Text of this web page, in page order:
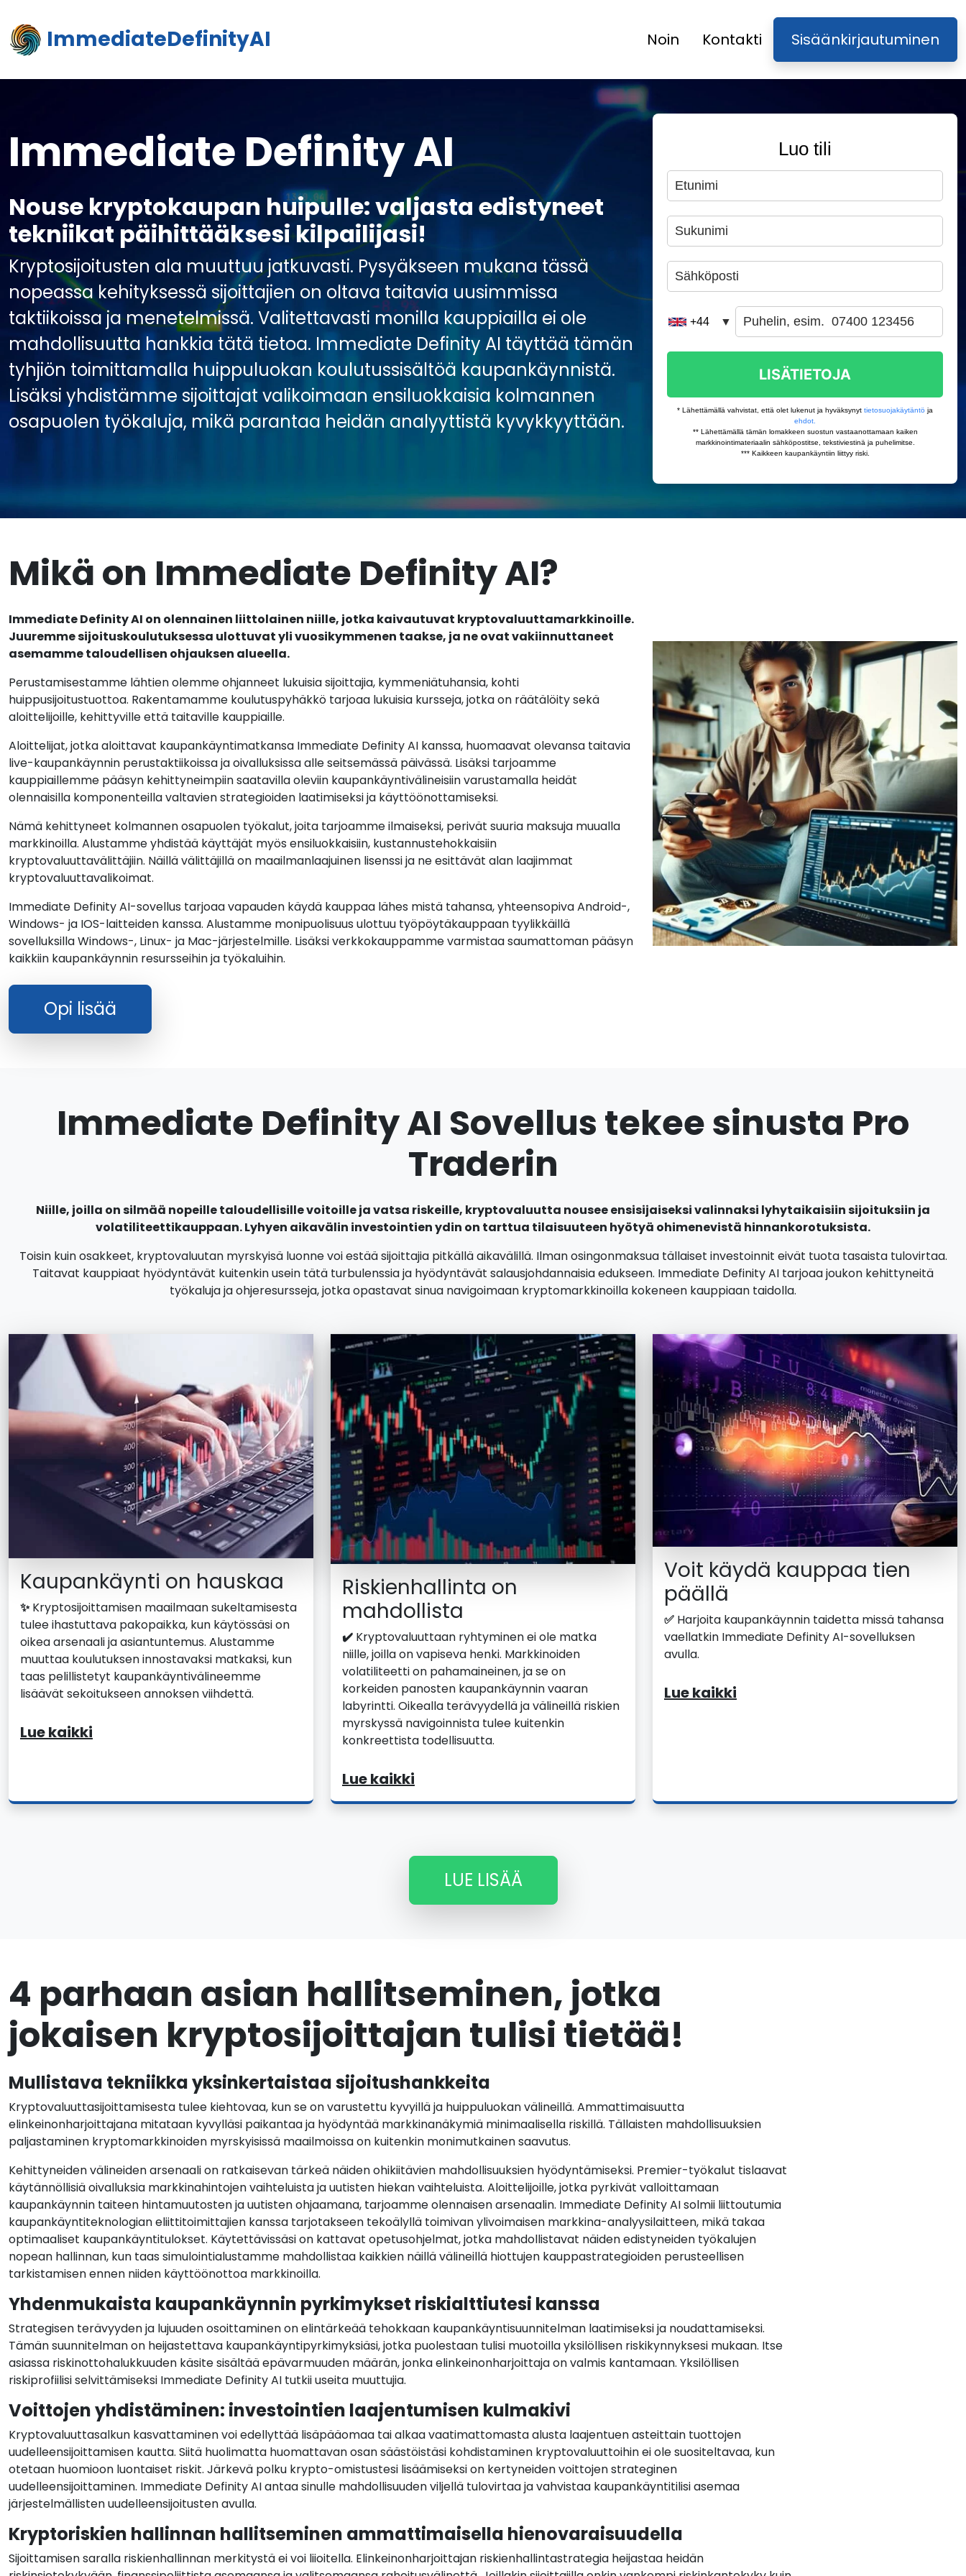
ImmediateDefinityAI Noin Kontakti Sisäänkirjautuminen
Immediate Definity AI
Nouse kryptokaupan huipulle: valjasta edistyneet
tekniikat päihittääksesi kilpailijasi!
Kryptosijoitusten ala muuttuu jatkuvasti. Pysyäkseen mukana tässä
nopeassa kehityksessä sijoittajien on oltava taitavia uusimmissa
taktiikoissa ja menetelmissä. Valitettavasti monilla kauppiailla ei ole
mahdollisuutta hankkia tätä tietoa. Immediate Definity AI täyttää tämän
tyhjiön toimittamalla huippuluokan koulutussisältöä kaupankäynnistä.
Lisäksi yhdistämme sijoittajat valikoimaan ensiluokkaisia kolmannen
osapuolen työkaluja, mikä parantaa heidän analyyttistä kyvykkyyttään.
Mikä on Immediate Definity AI?
Immediate Definity AI on olennainen liittolainen niille, jotka kaivautuvat kryptovaluuttamarkkinoille.
Juuremme sijoituskoulutuksessa ulottuvat yli vuosikymmenen taakse, ja ne ovat vakiinnuttaneet
asemamme taloudellisen ohjauksen alueella.
Perustamisestamme lähtien olemme ohjanneet lukuisia sijoittajia, kymmeniätuhansia, kohti
huippusijoitustuottoa. Rakentamamme koulutuspyhäkkö tarjoaa lukuisia kursseja, jotka on räätälöity sekä
aloittelijoille, kehittyville että taitaville kauppiaille.
Aloittelijat, jotka aloittavat kaupankäyntimatkansa Immediate Definity AI kanssa, huomaavat olevansa taitavia
live-kaupankäynnin perustaktiikoissa ja oivalluksissa alle seitsemässä päivässä. Lisäksi tarjoamme
kauppiaillemme pääsyn kehittyneimpiin saatavilla oleviin kaupankäyntivälineisiin varustamalla heidät
olennaisilla komponenteilla valtavien strategioiden laatimiseksi ja käyttöönottamiseksi.
Nämä kehittyneet kolmannen osapuolen työkalut, joita tarjoamme ilmaiseksi, perivät suuria maksuja muualla
markkinoilla. Alustamme yhdistää käyttäjät myös ensiluokkaisiin, kustannustehokkaisiin
kryptovaluuttavälittäjiin. Näillä välittäjillä on maailmanlaajuinen lisenssi ja ne esittävät alan laajimmat
kryptovaluuttavalikoimat.
Immediate Definity AI-sovellus tarjoaa vapauden käydä kauppaa lähes mistä tahansa, yhteensopiva Android-,
Windows- ja IOS-laitteiden kanssa. Alustamme monipuolisuus ulottuu työpöytäkauppaan tyylikkäillä
sovelluksilla Windows-, Linux- ja Mac-järjestelmille. Lisäksi verkkokauppamme varmistaa saumattoman pääsyn
kaikkiin kaupankäynnin resursseihin ja työkaluihin.
Opi lisää
Immediate Definity AI Sovellus tekee sinusta Pro
Traderin
Niille, joilla on silmää nopeille taloudellisille voitoille ja vatsa riskeille, kryptovaluutta nousee ensisijaiseksi valinnaksi lyhytaikaisiin sijoituksiin ja
volatiliteettikauppaan. Lyhyen aikavälin investointien ydin on tarttua tilaisuuteen hyötyä ohimenevistä hinnankorotuksista.
Toisin kuin osakkeet, kryptovaluutan myrskyisä luonne voi estää sijoittajia pitkällä aikavälillä. Ilman osingonmaksua tällaiset investoinnit eivät tuota tasaista tulovirtaa.
Taitavat kauppiaat hyödyntävät kuitenkin usein tätä turbulenssia ja hyödyntävät salausjohdannaisia edukseen. Immediate Definity AI tarjoaa joukon kehittyneitä
työkaluja ja ohjeresursseja, jotka opastavat sinua navigoimaan kryptomarkkinoilla kokeneen kauppiaan taidolla.
Kaupankäynti on hauskaa
✨Kryptosijoittamisen maailmaan sukeltamisesta
tulee ihastuttava pakopaikka, kun käytössäsi on
oikea arsenaali ja asiantuntemus. Alustamme
muuttaa koulutuksen innostavaksi matkaksi, kun
taas pelillistetyt kaupankäyntivälineemme
lisäävät sekoitukseen annoksen viihdettä.
Lue kaikki
Riskienhallinta on
mahdollista
✔️ Kryptovaluuttaan ryhtyminen ei ole matka
niille, joilla on vapiseva henki. Markkinoiden
volatiliteetti on pahamaineinen, ja se on
korkeiden panosten kaupankäynnin vaaran
labyrintti. Oikealla terävyydellä ja välineillä riskien
myrskyssä navigoinnista tulee kuitenkin
konkreettista todellisuutta.
Lue kaikki
Voit käydä kauppaa tien
päällä
✅ Harjoita kaupankäynnin taidetta missä tahansa
vaellatkin Immediate Definity AI-sovelluksen
avulla.
Lue kaikki
LUE LISÄÄ
4 parhaan asian hallitseminen, jotka
jokaisen kryptosijoittajan tulisi tietää!
Mullistava tekniikka yksinkertaistaa sijoitushankkeita
Kryptovaluuttasijoittamisesta tulee kiehtovaa, kun se on varustettu kyvyillä ja huippuluokan välineillä. Ammattimaisuutta
elinkeinonharjoittajana mitataan kyvylläsi paikantaa ja hyödyntää markkinanäkymiä minimaalisella riskillä. Tällaisten mahdollisuuksien
paljastaminen kryptomarkkinoiden myrskyisissä maailmoissa on kuitenkin monimutkainen saavutus.
Kehittyneiden välineiden arsenaali on ratkaisevan tärkeä näiden ohikiitävien mahdollisuuksien hyödyntämiseksi. Premier-työkalut tislaavat
käytännöllisiä oivalluksia markkinahintojen vaihteluista ja uutisten hiekan vaihteluista. Aloittelijoille, jotka pyrkivät valloittamaan
kaupankäynnin taiteen hintamuutosten ja uutisten ohjaamana, tarjoamme olennaisen arsenaalin. Immediate Definity AI solmii liittoutumia
kaupankäyntiteknologian eliittitoimittajien kanssa tarjotakseen tekoälyllä toimivan ylivoimaisen markkina-analyysilaitteen, mikä takaa
optimaaliset kaupankäyntitulokset. Käytettävissäsi on kattavat opetusohjelmat, jotka mahdollistavat näiden edistyneiden työkalujen
nopean hallinnan, kun taas simulointialustamme mahdollistaa kaikkien näillä välineillä hiottujen kauppastrategioiden perusteellisen
tarkistamisen ennen niiden käyttöönottoa markkinoilla.
Yhdenmukaista kaupankäynnin pyrkimykset riskialttiutesi kanssa
Strategisen terävyyden ja lujuuden osoittaminen on elintärkeää tehokkaan kaupankäyntisuunnitelman laatimiseksi ja noudattamiseksi.
Tämän suunnitelman on heijastettava kaupankäyntipyrkimyksiäsi, jotka puolestaan tulisi muotoilla yksilöllisen riskikynnyksesi mukaan. Itse
asiassa riskinottohalukkuuden käsite sisältää epävarmuuden määrän, jonka elinkeinonharjoittaja on valmis kantamaan. Yksilöllisen
riskiprofiilisi selvittämiseksi Immediate Definity AI tutkii useita muuttujia.
Voittojen yhdistäminen: investointien laajentumisen kulmakivi
Kryptovaluuttasalkun kasvattaminen voi edellyttää lisäpääomaa tai alkaa vaatimattomasta alusta laajentuen asteittain tuottojen
uudelleensijoittamisen kautta. Siitä huolimatta huomattavan osan säästöistäsi kohdistaminen kryptovaluuttoihin ei ole suositeltavaa, kun
otetaan huomioon luontaiset riskit. Järkevä polku krypto-omistustesi lisäämiseksi on kertyneiden voittojen strateginen
uudelleensijoittaminen. Immediate Definity AI antaa sinulle mahdollisuuden viljellä tulovirtaa ja vahvistaa kaupankäyntitilisi asemaa
järjestelmällisten uudelleensijoitusten avulla.
Kryptoriskien hallinnan hallitseminen ammattimaisella hienovaraisuudella
Sijoittamisen saralla riskienhallinnan merkitystä ei voi liioitella. Elinkeinonharjoittajan riskienhallintastrategia heijastaa heidän